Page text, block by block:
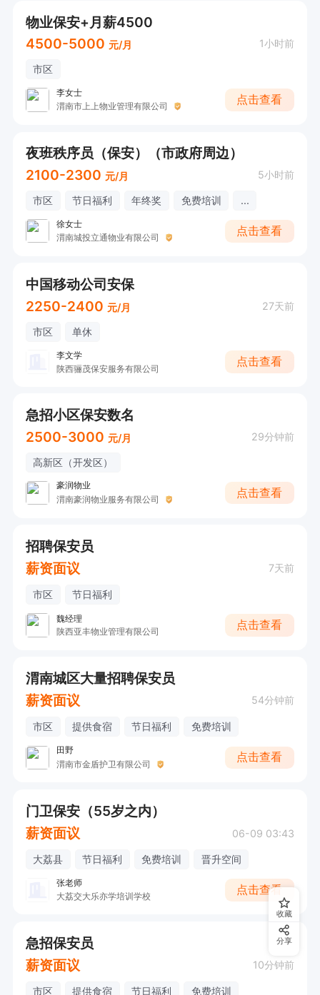
物业保安+月薪4500
4500-5000 元/月 1小时前
市区
李女士
渭南市上上物业管理有限公司
点击查看
夜班秩序员（保安）（市政府周边）
2100-2300 元/月 5小时前
市区 节日福利 年终奖 免费培训 ...
徐女士
渭南城投立通物业有限公司
点击查看
中国移动公司安保
2250-2400 元/月 27天前
市区 单休
李文学
陕西骊茂保安服务有限公司
点击查看
急招小区保安数名
2500-3000 元/月 29分钟前
高新区（开发区）
豪润物业
渭南豪润物业服务有限公司
点击查看
招聘保安员
薪资面议
7天前
市区 节日福利
魏经理
陕西亚丰物业管理有限公司
点击查看
渭南城区大量招聘保安员
薪资面议
54分钟前
市区 提供食宿 节日福利 免费培训
田野
渭南市金盾护卫有限公司
点击查看
门卫保安（55岁之内）
薪资面议
06-09 03:43
大荔县 节日福利 免费培训 晋升空间
张老师
大荔交大乐亦学培训学校
点击查看
急招保安员
薪资面议
10分钟前
市区 提供食宿 节日福利 免费培训
收藏
分享